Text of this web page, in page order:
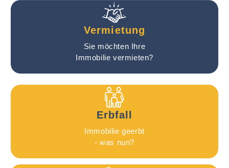
Vermietung
Sie möchten Ihre
Immobilie vermieten?
Erbfall
Immobilie geerbt
- was nun?